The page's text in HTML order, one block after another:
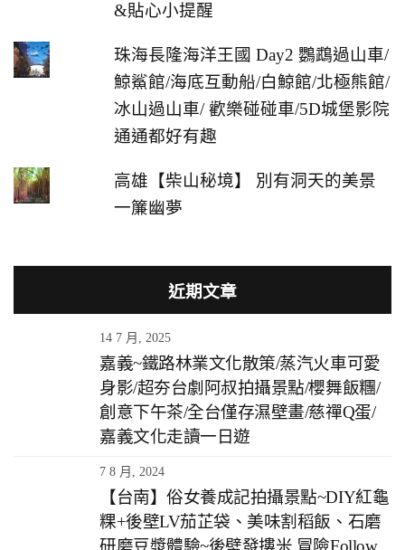
&貼心小提醒
珠海長隆海洋王國 Day2 鸚鵡過山車/
鯨鯊館/海底互動船/白鯨館/北極熊館/
冰山過山車/ 歡樂碰碰車/5D城堡影院
通通都好有趣
高雄【柴山秘境】 別有洞天的美景
一簾幽夢
近期文章
14 7 月, 2025
嘉義~鐵路林業文化散策/蒸汽火車可愛
身影/超夯台劇阿叔拍攝景點/櫻舞飯糰/
創意下午茶/全台僅存濕壁畫/慈禪Q蛋/
嘉義文化走讀一日遊
7 8 月, 2024
【台南】俗女養成記拍攝景點~DIY紅龜
粿+後壁LV茄芷袋、美味割稻飯、石磨
研磨豆漿體驗~後壁發摟米 冒險Follow